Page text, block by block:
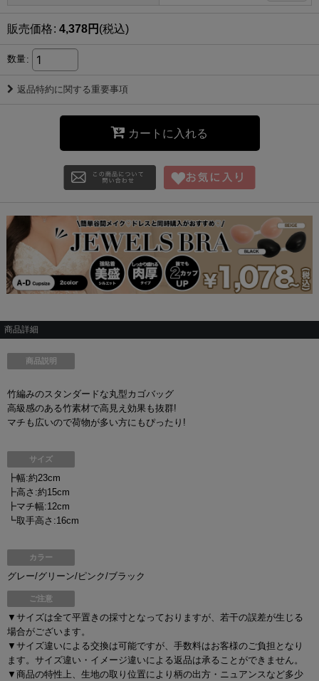
販売価格: 4,378円 (税込)
数量:
返品特約に関する重要事項
カートに入れる
商品詳細
商品説明
竹編みのスタンダードな丸型カゴバッグ
高級感のある竹素材で高見え効果も抜群!
マチも広いので荷物が多い方にもぴったり!
サイズ
┣幅:約23cm
┣高さ:約15cm
┣マチ幅:12cm
┗取手高さ:16cm
カラー
グレー/グリーン/ピンク/ブラック
ご注意
▼サイズは全て平置きの採寸となっておりますが、若干の誤差が生じる
場合がございます。
▼サイズ違いによる交換は可能ですが、手数料はお客様のご負担となり
ます。サイズ違い・イメージ違いによる返品は承ることができません。
▼商品の特性上、生地の取り位置により柄の出方・ニュアンスなど多少